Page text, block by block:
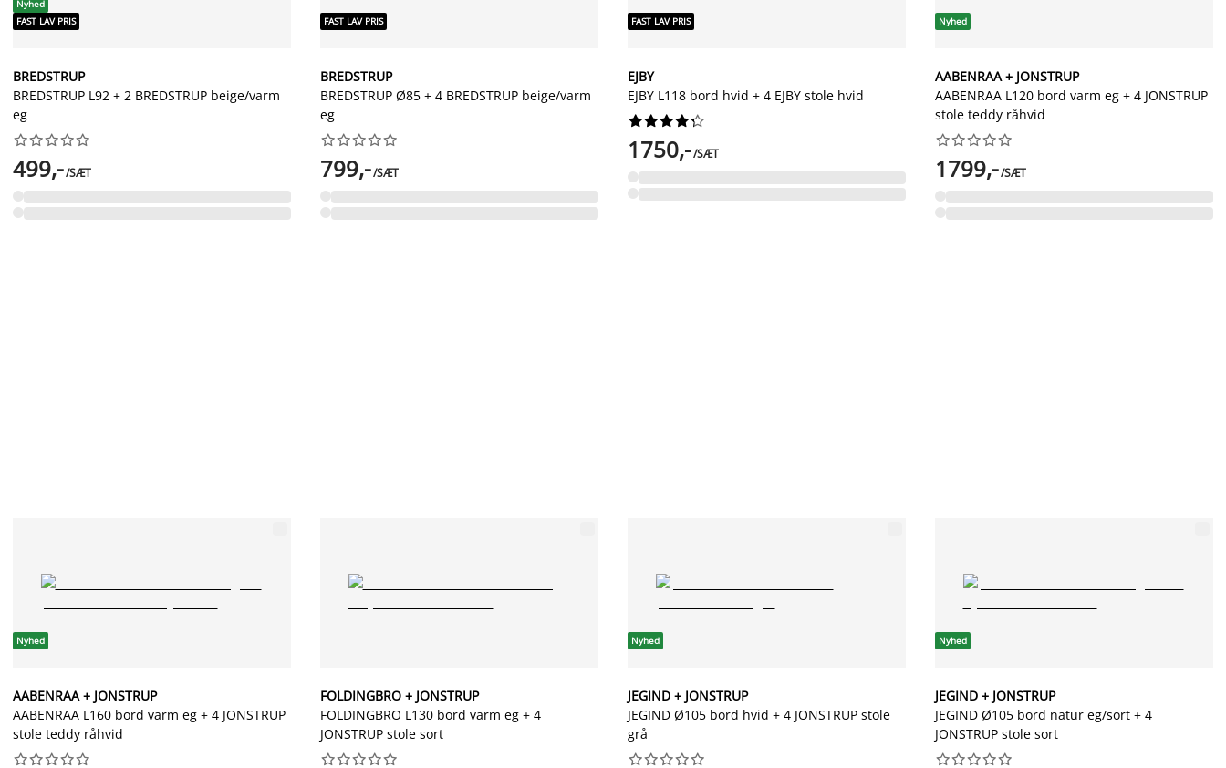
Nyhed
FAST LAV PRIS
BREDSTRUP
BREDSTRUP L92 + 2 BREDSTRUP beige/varm
eg






499,-/SÆT
FAST LAV PRIS
BREDSTRUP
BREDSTRUP Ø85 + 4 BREDSTRUP beige/varm
eg






799,-/SÆT
FAST LAV PRIS
EJBY
EJBY L118 bord hvid + 4 EJBY stole hvid






1750,-/SÆT
Nyhed
AABENRAA + JONSTRUP
AABENRAA L120 bord varm eg + 4 JONSTRUP
stole teddy råhvid






1799,-/SÆT
Nyhed
AABENRAA + JONSTRUP
AABENRAA L160 bord varm eg + 4 JONSTRUP
stole teddy råhvid






FOLDINGBRO + JONSTRUP
FOLDINGBRO L130 bord varm eg + 4
JONSTRUP stole sort






Nyhed
JEGIND + JONSTRUP
JEGIND Ø105 bord hvid + 4 JONSTRUP stole
grå






Nyhed
JEGIND + JONSTRUP
JEGIND Ø105 bord natur eg/sort + 4
JONSTRUP stole sort





